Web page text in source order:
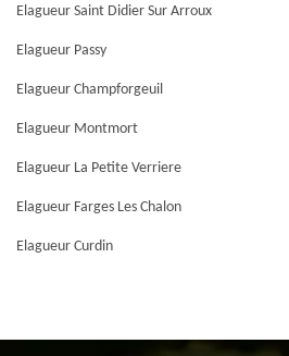
Elagueur Saint Didier Sur Arroux
Elagueur Passy
Elagueur Champforgeuil
Elagueur Montmort
Elagueur La Petite Verriere
Elagueur Farges Les Chalon
Elagueur Curdin